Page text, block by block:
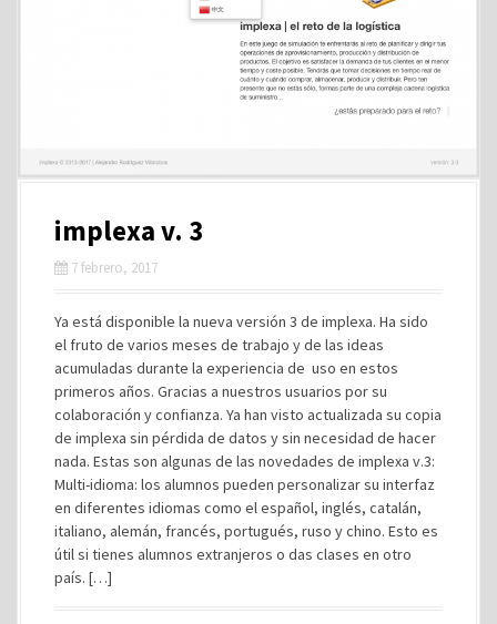
implexa v. 3
7 febrero, 2017
Ya está disponible la nueva versión 3 de implexa. Ha sido
el fruto de varios meses de trabajo y de las ideas
acumuladas durante la experiencia de uso en estos
primeros años. Gracias a nuestros usuarios por su
colaboración y confianza. Ya han visto actualizada su copia
de implexa sin pérdida de datos y sin necesidad de hacer
nada. Estas son algunas de las novedades de implexa v.3:
Multi-idioma: los alumnos pueden personalizar su interfaz
en diferentes idiomas como el español, inglés, catalán,
italiano, alemán, francés, portugués, ruso y chino. Esto es
útil si tienes alumnos extranjeros o das clases en otro
país. […]